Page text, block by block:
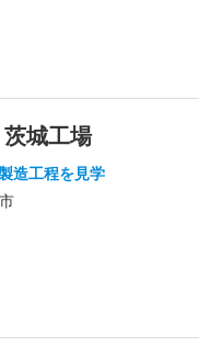
城工場
造工程を見学